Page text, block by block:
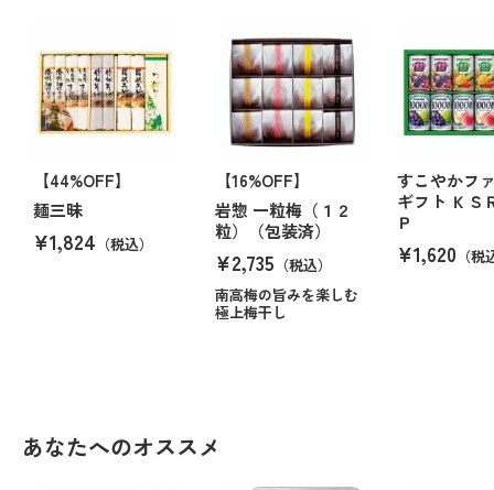
【44%OFF】
麺三昧
¥1,824 （税込）
【16%OFF】
岩惣 一粒梅（１２
粒）（包装済）
¥2,735 （税込）
南高梅の旨みを楽しむ
極上梅干し
すこやかフ
ギフト ＫＳ
Ｐ
¥1,620 （税
あなたへのオススメ